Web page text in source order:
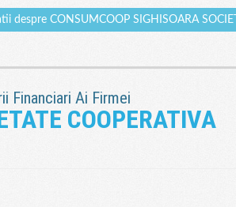
despre CONSUMCOOP SIGHISOARA
Financiari Ai Firmei
COOPERATIVA